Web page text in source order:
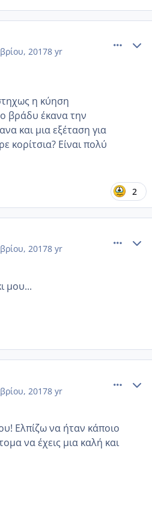
20178 yr
η κύηση
βράδυ έκανα την
και μια εξέταση για
κορίτσια? Είναι πολύ
2
20178 yr
μου...
20178 yr
Ελπίζω να ήταν κάποιο
να έχεις μια καλή και